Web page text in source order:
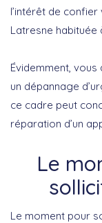
l’intérêt de
Latresne habituée
Évidemment,
un dépannage
ce cadre peut
réparation d’un
Le
Le moment pour